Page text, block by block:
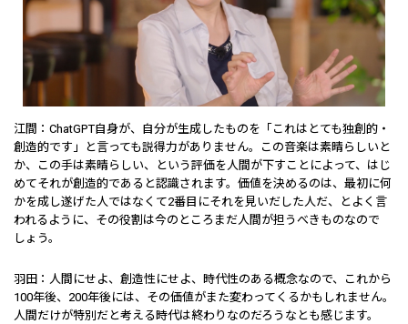
江間：ChatGPT自身が、自分が生成したものを「これはとても独創的・
創造的です」と言っても説得力がありません。この音楽は素晴らしいと
か、この手は素晴らしい、という評価を人間が下すことによって、はじ
めてそれが創造的であると認識されます。価値を決めるのは、最初に何
かを成し遂げた人ではなくて2番目にそれを見いだした人だ、とよく言
われるように、その役割は今のところまだ人間が担うべきものなので
しょう。
羽田：人間にせよ、創造性にせよ、時代性のある概念なので、これから
100年後、200年後には、その価値がまた変わってくるかもしれません。
人間だけが特別だと考える時代は終わりなのだろうなとも感じます。